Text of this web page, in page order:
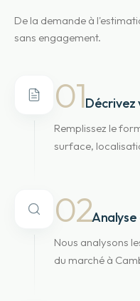
De la demande à
sans engagement.
01Décrivez
Remplissez le
surface,
02
Nous analysons
du marché à